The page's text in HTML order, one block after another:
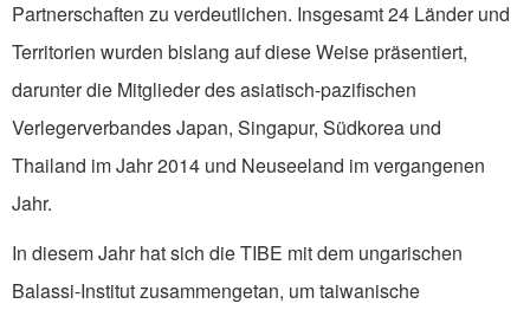
Partnerschaften zu verdeutlichen. Insgesamt 24 Länder und
Territorien wurden bislang auf diese Weise präsentiert,
darunter die Mitglieder des asiatisch-pazifischen
Verlegerverbandes Japan, Singapur, Südkorea und
Thailand im Jahr 2014 und Neuseeland im vergangenen
Jahr.
In diesem Jahr hat sich die TIBE mit dem ungarischen
Balassi-Institut zusammengetan, um taiwanische